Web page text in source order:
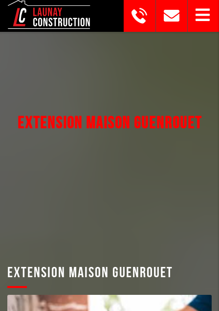
EXTENSION MAISON GUENROUET
EXTENSION MAISON GUENROUET